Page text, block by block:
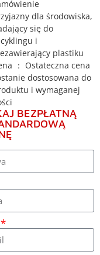
dla środowiska,
się do
i
plastiku
： Ostateczna cena
dostosowana do
i wymaganej
BEZPŁATNĄ